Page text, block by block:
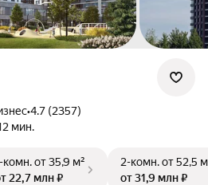
•4.7 (2357)
мин.
комн.от 35,9 м²
22,7 млн ₽
2-комн.от 52,5
от 31,9 млн ₽